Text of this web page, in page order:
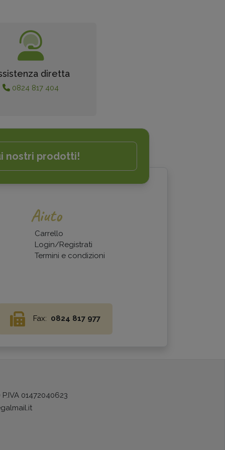
diretta
0824 817 404
nostri prodotti!
Aiuto
Carrello
Login/Registrati
Termini e condizioni
Fax: 0824 817 977
01472040623